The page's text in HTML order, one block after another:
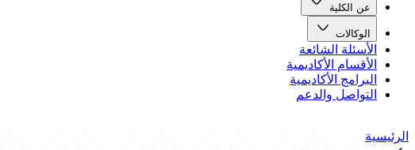
عن الكلية
الوكالات
الأسئلة الشائعة
الأقسام الأكاديمية
البرامج الأكاديمية
التواصل والدعم
الرئيسية